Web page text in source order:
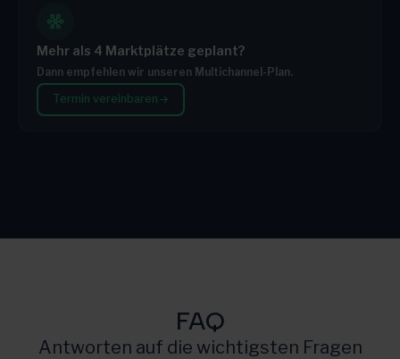
Jedes Paket enthält ein festes monatliches Kontingent
Brauchst du mehr? Du zahlst nur die zusätzlichen
Aufträge
Je größer dein Paket, desto günstiger der Preis pro
Zusatzauftrag
Monatlich kündbar – keine Mindestlaufzeit
Mehr als 4 Marktplätze geplant?
Dann empfehlen wir unseren Multichannel-Plan.
Termin vereinbaren
FAQ
Antworten auf die wichtigsten Fragen